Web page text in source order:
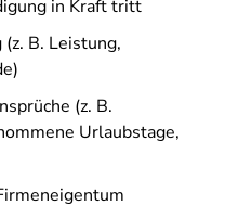
in Kraft tritt
B. Leistung,
(z. B.
Urlaubstage,